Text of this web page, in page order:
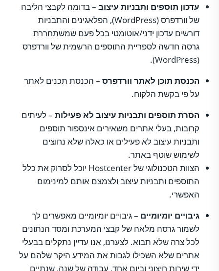
עדכון תוספים ותבניות עיצוב – בדומה לקבצי הליבה
של וורדפרס (WordPress), הפלאגינים והתבניות
דורשים עדכון ידני/אוטומטי בכל פעם שמשתחררת
גרסה חדשה לספריית התוספים הרשמית של וורדפרס
(WordPress).
הכנסת תוכן לאתר וורדפרס – הכנסת תכנים לאתר
על פי בקשת הלקוח.
הסרת תוספים ותבניות עיצוב לא פעילות – לעיתים
קרובות, בעלי אתרים משאירים אינספור תוספים
ותבניות עיצוב לא פעילים או כאלה שלא נחוצים
לשימוש שוטף באתר.
הצוות הטכנולוגי של Hostcenter יוכל לסרוק את כלל
התוספים ותבניות עיצוב ולצמצם אותם למינימום
האפשרי.
גיבויים יומיומיים – גיבויים יומיומיים מאפשרים לך
לשמור גרסה מלאה של קבצי המערכת ומסד הנתונים
לכל צרה שלא תבוא. לצערנו, אנו עדיין נתקלים בבעלי
אתרים שלא השכילו לגבות את המידע היקר שלהם על
ידי שירות חיצוני וביום אחד, עבודה של שנה, שנתיים